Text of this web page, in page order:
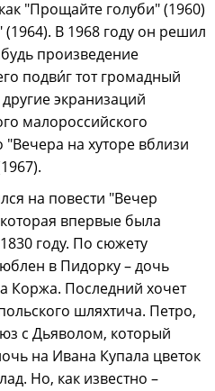
"Прощайте голуби" (1960)
В 1968 году он решил
произведение
подви́г тот громадный
экранизаций
малороссийского
на хуторе вблизи
на повести "Вечер
впервые была
году. По сюжету
в Пидорку – дочь
Коржа. Последний хочет
шляхтича. Петро,
с Дьяволом, который
на Ивана Купала цветок
Но, как известно –